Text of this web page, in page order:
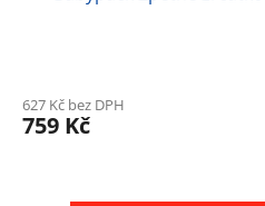
627 Kč bez DPH
759 Kč